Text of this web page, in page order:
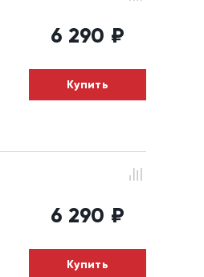
6 290 ₽
Купить
6 290 ₽
Купить